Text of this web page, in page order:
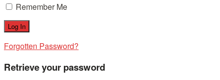
Remember Me
Forgotten Password?
Retrieve your password